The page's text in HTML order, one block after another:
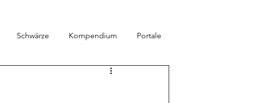
Schwärze Kompendium Portale
Zeitlinien